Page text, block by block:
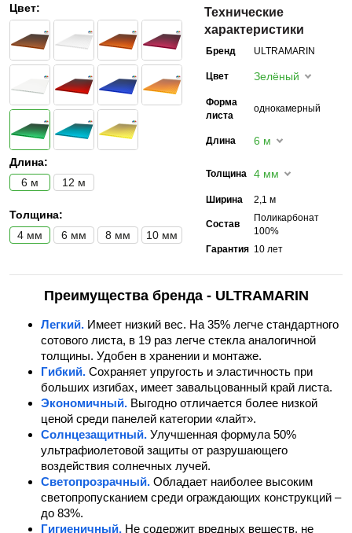
Цвет:
Длина:
6 м
12 м
Толщина:
4 мм
6 мм 8 мм 10 мм
Технические
характеристики
Бренд ULTRAMARIN
Цвет Зелёный
Форма
листа
однокамерный
Длина 6 м
Толщина 4 мм
Ширина 2,1 м
Состав
Поликарбонат
100%
Гарантия 10 лет
Преимущества бренда - ULTRAMARIN
Легкий. Имеет низкий вес. На 35% легче стандартного
сотового листа, в 19 раз легче стекла аналогичной
толщины. Удобен в хранении и монтаже.
Гибкий. Сохраняет упругость и эластичность при
больших изгибах, имеет завальцованный край листа.
Экономичный. Выгодно отличается более низкой
ценой среди панелей категории «лайт».
Солнцезащитный. Улучшенная формула 50%
ультрафиолетовой защиты от разрушающего
воздействия солнечных лучей.
Светопрозрачный. Обладает наиболее высоким
светопропусканием среди ограждающих конструкций –
до 83%.
Гигиеничный. Не содержит вредных веществ, не